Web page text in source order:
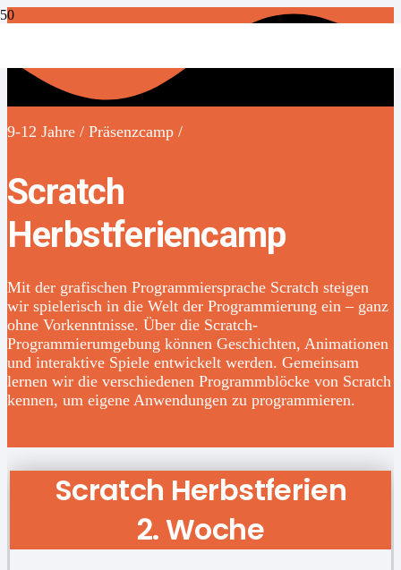
9-12 Jahre / Präsenzcamp /
Scratch
Herbstferiencamp
Mit der grafischen Programmiersprache Scratch steigen
wir spielerisch in die Welt der Programmierung ein – ganz
ohne Vorkenntnisse. Über die Scratch-
Programmierumgebung können Geschichten, Animationen
und interaktive Spiele entwickelt werden. Gemeinsam
lernen wir die verschiedenen Programmblöcke von Scratch
kennen, um eigene Anwendungen zu programmieren.
Scratch Herbstferien
2. Woche